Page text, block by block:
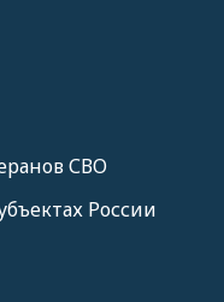
СВО
России